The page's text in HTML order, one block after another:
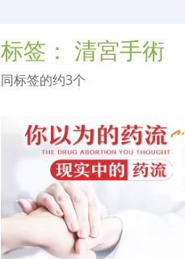
标签： 清宮手術
同标签的约3个